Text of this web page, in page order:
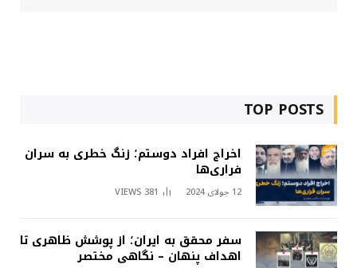
TOP POSTS
اخراج افراد دوستم؛ زنگ خطری به سران
فراری‌ها
12 جولای 2024 381
VIEWS
سفر محقق به ایران؛ از پوشش ظاهری تا
اهداف پنهان – نگاهی مختصر